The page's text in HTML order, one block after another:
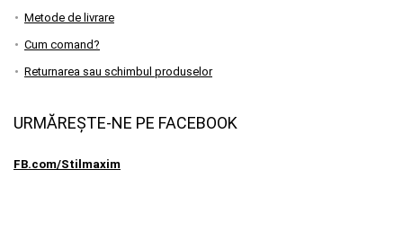
Metode de livrare
Cum comand?
Returnarea sau schimbul produselor
URMĂREȘTE-NE PE FACEBOOK
FB.com/Stilmaxim